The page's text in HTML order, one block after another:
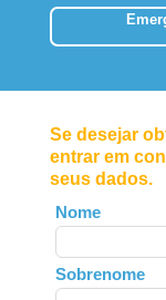
Se desejar
entrar em
seus dados.
Leave
this
field
blank
Nome
Sobrenome